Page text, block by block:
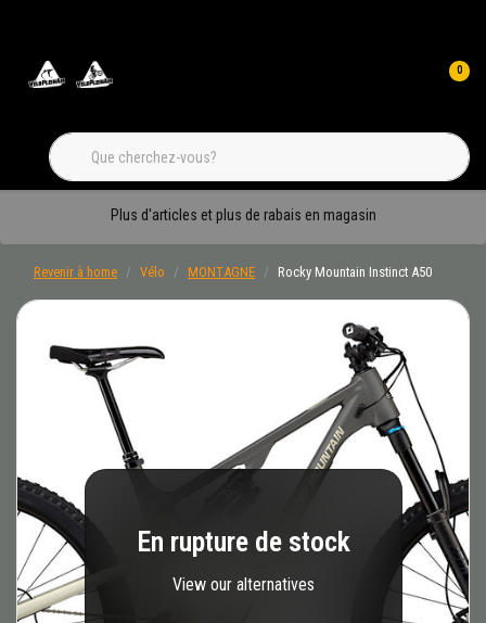
0
Plus d'articles et plus de rabais en magasin
Revenir à home Vélo MONTAGNE Rocky Mountain Instinct A50
En rupture de stock
View our alternatives